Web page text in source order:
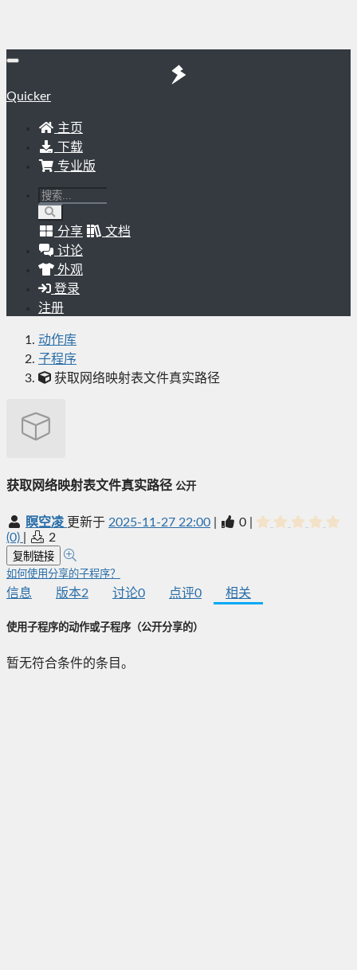
Quicker
主页
下载
专业版
分享
文档
讨论
外观
登录
注册
动作库
子程序
获取网络映射表文件真实路径
获取网络映射表文件真实路径 公开
瞑空凌 更新于 2025-11-27 22:00 0
(0)
2
复制链接
如何使用分享的子程序？
信息 版本2 讨论0 点评0 相关
使用子程序的动作或子程序（公开分享的）
暂无符合条件的条目。